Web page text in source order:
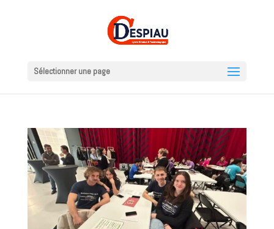
Sélectionner une page